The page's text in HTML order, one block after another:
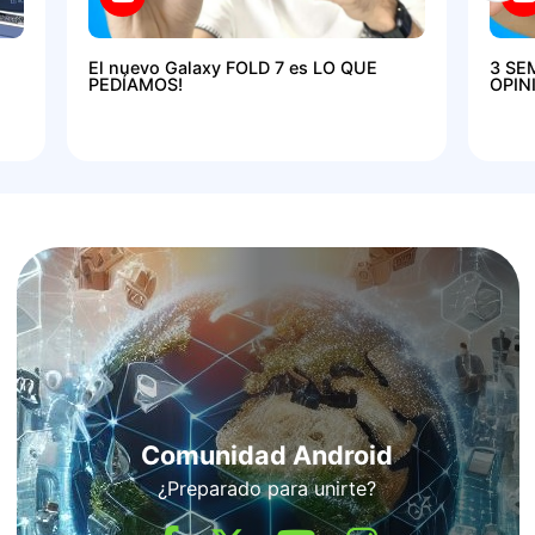
El nuevo Galaxy FOLD 7 es LO QUE
PEDÍAMOS!
3
Comunidad Android
¿Preparado para unirte?